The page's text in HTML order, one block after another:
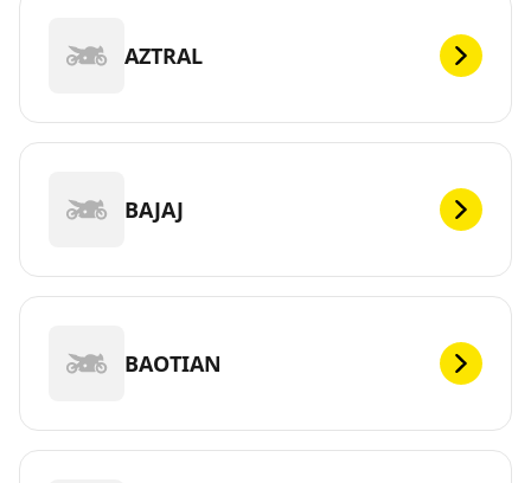
AZTRAL
BAJAJ
BAOTIAN